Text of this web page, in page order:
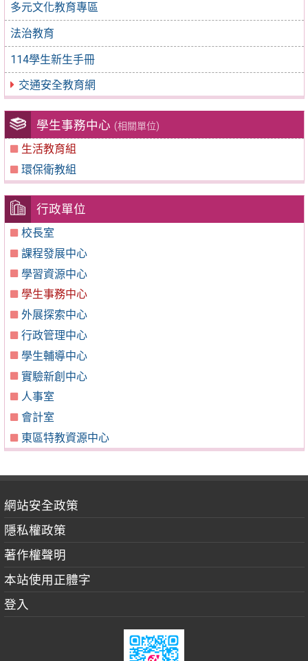
多元文化教育專區
法治教育
114學生新生手冊
交通安全教育網
學生事務中心 (相關單位)
生活教育組
環保衛教組
行政單位
校長室
課程發展中心
學習資源中心
學生事務中心
外展探索中心
行政管理中心
學生輔導中心
實驗新創中心
人事室
會計室
東區特教資源中心
網站安全政策
隱私權政策
著作權聲明
本站使用正體字
登入